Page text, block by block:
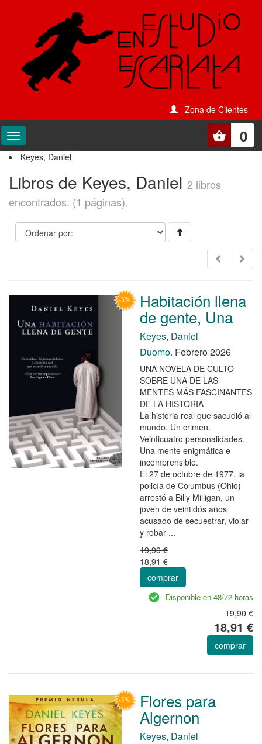
Zona de Clientes
0
Keyes, Daniel
Libros de Keyes, Daniel 2 libros
encontrados. (1 páginas).
Habitación llena
de gente, Una
Keyes, Daniel
Duomo. Febrero 2026
UNA NOVELA DE CULTO
SOBRE UNA DE LAS
MENTES MÁS FASCINANTES
DE LA HISTORIA
La historia real que sacudió al
mundo. Un crimen.
Veinticuatro personalidades.
Una mente enigmática e
incomprensible.
El 27 de octubre de 1977, la
policía de Columbus (Ohio)
arrestó a Billy Milligan, un
joven de veintidós años
acusado de secuestrar, violar
y robar ...
19,90 €
18,91 €
comprar
Disponible en 48/72 horas
19,90 €
18,91 €
comprar
Flores para
Algernon
Keyes, Daniel